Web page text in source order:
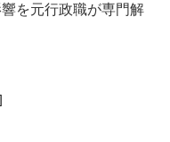
を元行政職が専門解